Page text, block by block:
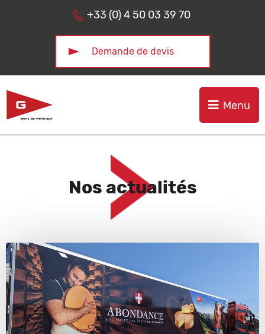
+33 (0) 4 50 03 39 70
Demande de devis
Menu
Nos actualités